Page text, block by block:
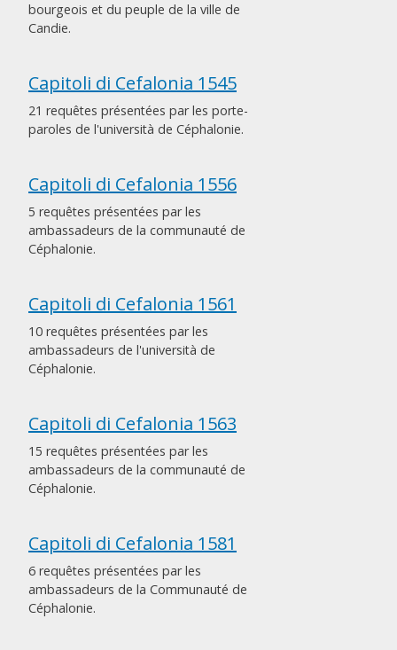
bourgeois et du peuple de la ville de
Candie.
Capitoli di Cefalonia 1545
21 requêtes présentées par les porte-
paroles de l'università de Céphalonie.
Capitoli di Cefalonia 1556
5 requêtes présentées par les
ambassadeurs de la communauté de
Céphalonie.
Capitoli di Cefalonia 1561
10 requêtes présentées par les
ambassadeurs de l'università de
Céphalonie.
Capitoli di Cefalonia 1563
15 requêtes présentées par les
ambassadeurs de la communauté de
Céphalonie.
Capitoli di Cefalonia 1581
6 requêtes présentées par les
ambassadeurs de la Communauté de
Céphalonie.